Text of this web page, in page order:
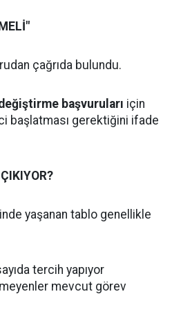
çağrıda bulundu.
başvuruları için
başlatması gerektiğini ifade
yaşanan tablo genellikle
tercih yapıyor
mevcut görev